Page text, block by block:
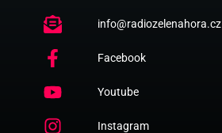
info@radiozelenahora.cz
Facebook
Youtube
Instagram